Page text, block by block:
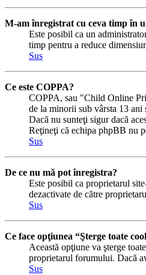
M-am înregistrat cu ceva timp în
Este posibil ca un
timp pentru a reduce
Sus
Ce este COPPA?
COPPA, sau "Child Online
de la minorii sub vârsta 13 ani
Dacă nu sunteţi sigur dacă
Reţineţi că echipa phpBB nu
Sus
De ce nu mă pot înregistra?
Este posibil ca proprietarul
dezactivate de către
Sus
Ce face opţiunea “Şterge toate
Această opţiune va şterge
proprietarul forumului. Dacă
Sus